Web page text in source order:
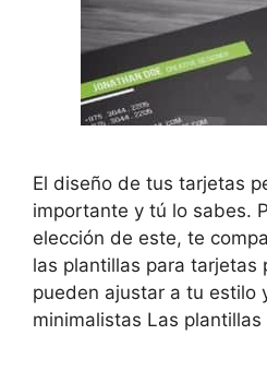
El diseño de tus tarjetas
importante y tú lo sabes.
elección de este, te
las plantillas para tarjetas
pueden ajustar a tu estilo
minimalistas Las